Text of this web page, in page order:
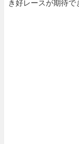
き好レースが期待で